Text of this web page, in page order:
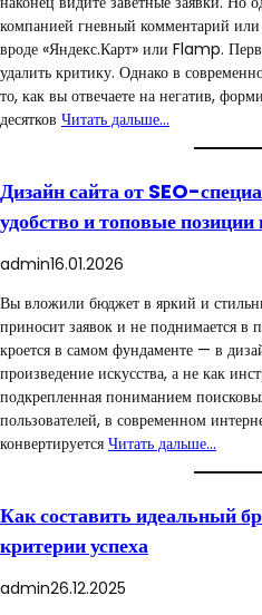
компанией гневный комментарий
вроде «Яндекс.Карт» или Flamp.
удалить критику. Однако в
то, как вы отвечаете на негатив,
десятков Читать дальше…
Дизайн сайта от SEO-
удобство и топовые
admin16.01.2026
Вы вложили бюджет в яркий и
приносит заявок и не поднимается в
кроется в самом фундаменте — в
произведение искусства, а не как
подкрепленная пониманием
пользователей, в современном
конвертируется Читать дальше…
Как составить идеальный
критерии успеха
admin26.12.2025